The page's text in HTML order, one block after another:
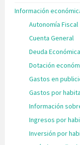
Información
Autonomía Fiscal
Cuenta General
Deuda Económica
Dotación
Gastos en
Gastos por
Información
Ingresos por
Inversión por